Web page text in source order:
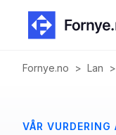
Fornye.no > Lan >
VÅR